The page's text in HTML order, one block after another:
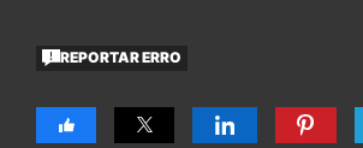
REPORTAR ERRO